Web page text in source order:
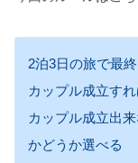
2泊3日の旅で最
カップル成立す
カップル成立出
かどうか選べる